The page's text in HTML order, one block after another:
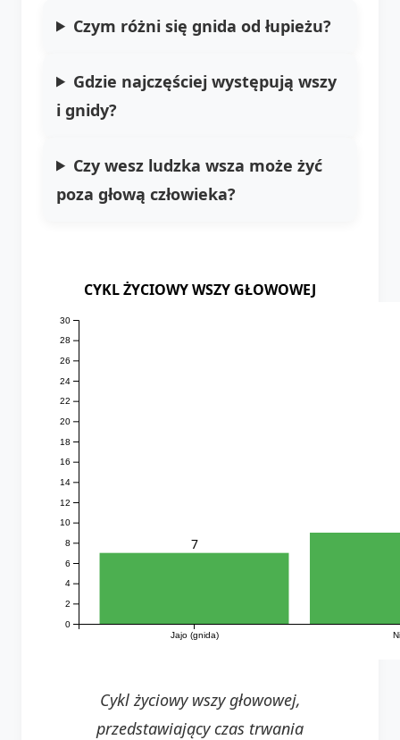
Czym różni się gnida od łupieżu?
Gdzie najczęściej występują wszy
i gnidy?
Czy wesz ludzka wsza może żyć
poza głową człowieka?
CYKL ŻYCIOWY WSZY GŁOWOWEJ
Jajo (gnida)
0
2
4
6
8
10
12
14
16
18
20
22
24
26
28
30
7
Cykl życiowy wszy głowowej,
przedstawiający czas trwania